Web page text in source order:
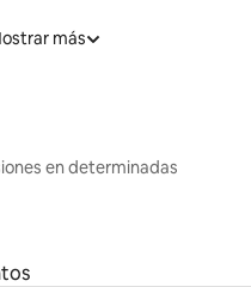
más
en determinadas